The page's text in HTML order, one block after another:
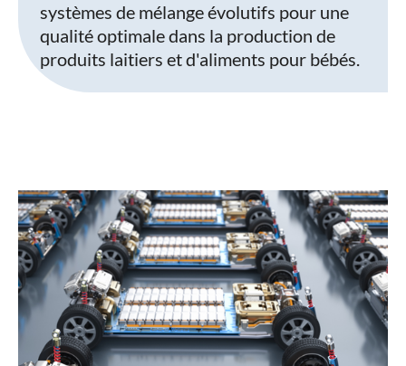
systèmes de mélange évolutifs pour une
qualité optimale dans la production de
produits laitiers et d'aliments pour bébés.